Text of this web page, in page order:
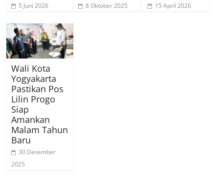
5 Juni 2026 8 Oktober 2025 15 April 2026
Wali Kota
Yogyakarta
Pastikan Pos
Lilin Progo
Siap
Amankan
Malam Tahun
Baru
30 Desember
2025